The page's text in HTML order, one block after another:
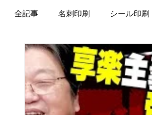
全記事 名刺印刷 シール印刷
変形名刺印刷 雑感 PF
スジ入れ 値上げ 年賀